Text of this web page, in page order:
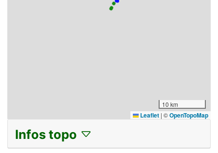
10 km
Leaflet | ©OpenTopoMap
Infos topo